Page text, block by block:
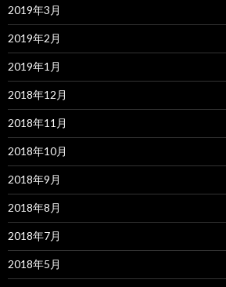
2019年3月
2019年2月
2019年1月
2018年12月
2018年11月
2018年10月
2018年9月
2018年8月
2018年7月
2018年5月